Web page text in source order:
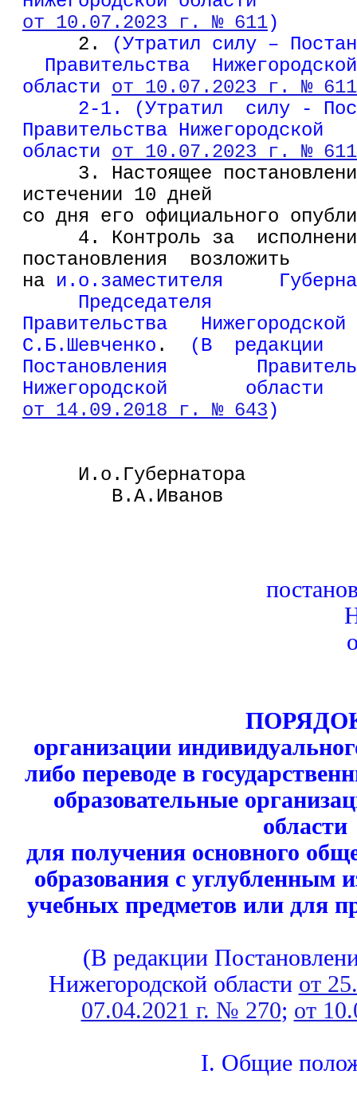
от 10.07.2023 г. № 611)
2.
(Утратил силу –
Правительства  Нижегородской
области от 10.07.2023 г. № 611
2-1. (Утратил  силу -
Правительства Нижегородской
области от 10.07.2023 г. № 611
3. Настоящее
истечении 10 дней
со дня его официального
4. Контроль за
постановления  возложить
на и.о.заместителя
Председателя
Правительства
С.Б.Шевченко .
(В  редакции
Постановления
Нижегородской       области
от 14.09.2018 г. № 643 )
В.А.Иванов
организации
либо переводе в
образовательные
области
для получения основного
образования с углубленным
учебных предметов или для
(В редакции
Нижегородской области от
07.04.2021 г. № 270; от
I. Общие